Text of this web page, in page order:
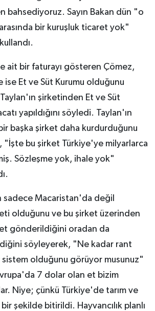
bahsediyoruz. Sayın Bakan dün "o
bir kuruşluk ticaret yok"
ait bir faturayı gösteren Çömez,
ise Et ve Süt Kurumu olduğunu
şirketinden Et ve Süt
yapıldığını söyledi. Taylan'ın
başka şirket daha kurdurduğunu
"İşte bu şirket Türkiye'ye milyarlarca
Sözleşme yok, ihale yok"
sadece Macaristan'da değil
olduğunu ve bu şirket üzerinden
gönderildiğini oradan da
söyleyerek, "Ne kadar rant
sistem olduğunu görüyor musunuz"
7 dolar olan et bizim
Niye; çünkü Türkiye'de tarım ve
bir şekilde bitirildi. Hayvancılık planlı